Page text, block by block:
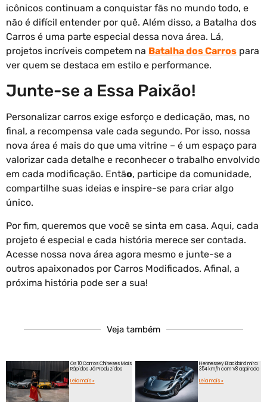
icônicos continuam a conquistar fãs no mundo todo, e
não é difícil entender por quê. Além disso, a Batalha dos
Carros é uma parte especial dessa nova área. Lá,
projetos incríveis competem na Batalha dos Carros para
ver quem se destaca em estilo e performance.
Junte-se a Essa Paixão!
Personalizar carros exige esforço e dedicação, mas, no
final, a recompensa vale cada segundo. Por isso, nossa
nova área é mais do que uma vitrine – é um espaço para
valorizar cada detalhe e reconhecer o trabalho envolvido
em cada modificação. Então, participe da comunidade,
compartilhe suas ideias e inspire-se para criar algo
único.
Por fim, queremos que você se sinta em casa. Aqui, cada
projeto é especial e cada história merece ser contada.
Acesse nossa nova área agora mesmo e junte-se a
outros apaixonados por Carros Modificados. Afinal, a
próxima história pode ser a sua!
Veja também
Os 10 Carros Chineses Mais
Rápidos Já Produzidos
Leia mais »
Hennessey Blackbird mira
354 km/h com V8 aspirado
Leia mais »